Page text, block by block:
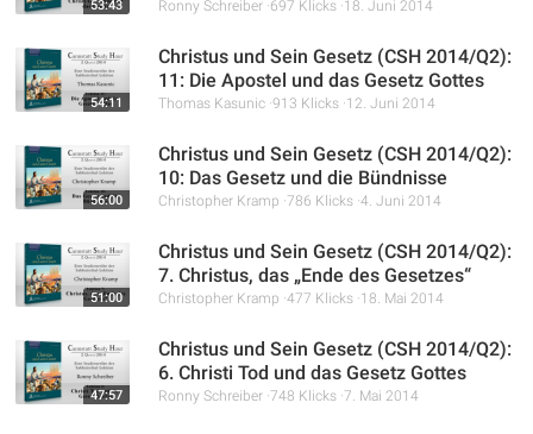
53:43 Ronny Schreiber 697 Klicks 18. Juni 2014
54:11
Christus und Sein Gesetz (CSH 2014/Q2):
11: Die Apostel und das Gesetz Gottes
Thomas Kasunic 913 Klicks 12. Juni 2014
56:00
Christus und Sein Gesetz (CSH 2014/Q2):
10: Das Gesetz und die Bündnisse
Christopher Kramp 786 Klicks 4. Juni 2014
51:00
Christus und Sein Gesetz (CSH 2014/Q2):
7. Christus, das „Ende des Gesetzes“
Christopher Kramp 477 Klicks 18. Mai 2014
47:57
Christus und Sein Gesetz (CSH 2014/Q2):
6. Christi Tod und das Gesetz Gottes
Ronny Schreiber 748 Klicks 7. Mai 2014